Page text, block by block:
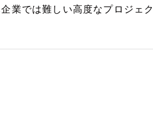
業では難しい高度なプロジェク